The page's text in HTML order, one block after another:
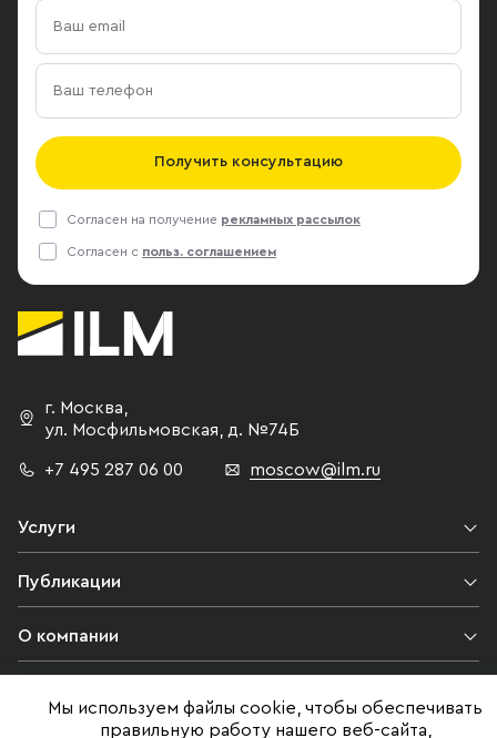
Получить консультацию
Согласен на получение рекламных рассылок
Согласен с польз. соглашением
г. Москва
ул. Мосфильмовская,
д. №74Б
+7 495 287 06 00 moscow@ilm.ru
Услуги
Публикации
О компании
Мы используем файлы cookie, чтобы обеспечивать
правильную работу нашего веб-сайта,